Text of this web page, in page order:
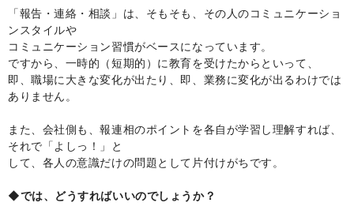
「報告・連絡・相談」は、そもそも、その人のコミュニケーショ
ンスタイルや
コミュニケーション習慣がベースになっています。
ですから、一時的（短期的）に教育を受けたからといって、
即、職場に大きな変化が出たり、即、業務に変化が出るわけでは
ありません。
また、会社側も、報連相のポイントを各自が学習し理解すれば、
それで「よしっ！」と
して、各人の意識だけの問題として片付けがちです。
◆では、どうすればいいのでしょうか？